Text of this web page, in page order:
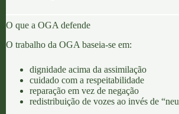
O que a OGA defende
O trabalho da OGA baseia-se em:
dignidade acima da assimilação
cuidado com a respeitabilidade
reparação em vez de negação
redistribuição de vozes ao invés de